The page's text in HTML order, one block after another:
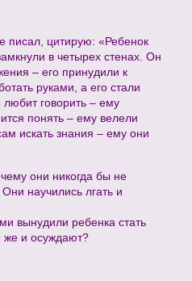
цитирую: «Ребенок
в четырех стенах. Он
– его принудили к
руками, а его стали
говорить – ему
понять – ему велели
искать знания – ему они
они никогда бы не
научились лгать и
вынудили ребенка стать
же и осуждают?